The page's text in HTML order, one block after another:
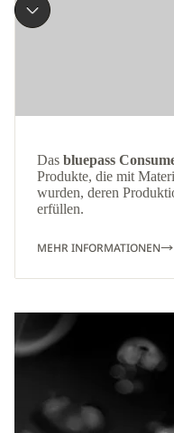
Das bluepass
Produkte, die mit
wurden, deren
erfüllen.
MEHR INFORMATIONEN